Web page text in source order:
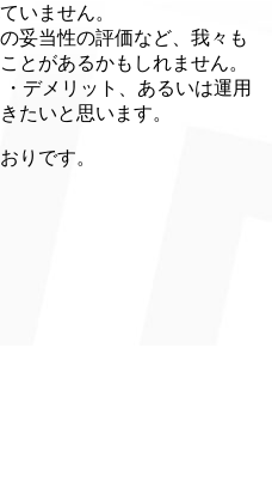
いません。
妥当性の評価など、我々も
とがあるかもしれません。
デメリット、あるいは運用
たいと思います。
りです。